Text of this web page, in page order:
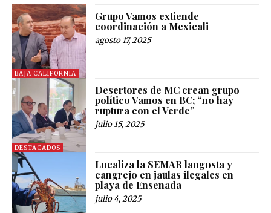
BAJA CALIFORNIA
Grupo Vamos extiende
coordinación a Mexicali
agosto 17, 2025
DESTACADOS
Desertores de MC crean grupo
político Vamos en BC; “no hay
ruptura con el Verde”
julio 15, 2025
Localiza la SEMAR langosta y
cangrejo en jaulas ilegales en
playa de Ensenada
julio 4, 2025